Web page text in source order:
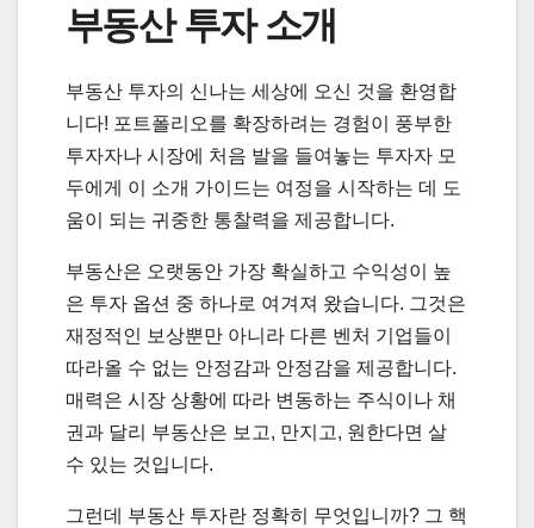
부동산 투자 소개
부동산 투자의 신나는 세상에 오신 것을 환영합
니다! 포트폴리오를 확장하려는 경험이 풍부한
투자자나 시장에 처음 발을 들여놓는 투자자 모
두에게 이 소개 가이드는 여정을 시작하는 데 도
움이 되는 귀중한 통찰력을 제공합니다.
부동산은 오랫동안 가장 확실하고 수익성이 높
은 투자 옵션 중 하나로 여겨져 왔습니다. 그것은
재정적인 보상뿐만 아니라 다른 벤처 기업들이
따라올 수 없는 안정감과 안정감을 제공합니다.
매력은 시장 상황에 따라 변동하는 주식이나 채
권과 달리 부동산은 보고, 만지고, 원한다면 살
수 있는 것입니다.
그런데 부동산 투자란 정확히 무엇입니까? 그 핵